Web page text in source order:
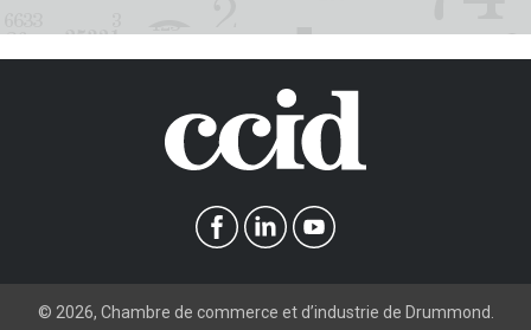
© 2026, Chambre de commerce et d’industrie de Drummond.